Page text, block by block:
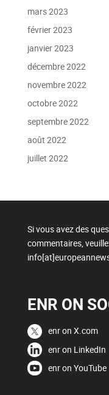
mars 2023
février 2023
janvier 2023
décembre 2022
novembre 2022
octobre 2022
septembre 2022
août 2022
juillet 2022
Si vous avez des
commentaires,
ENR ON
enr on X.com
enr on LinkedIn
enr on YouTube